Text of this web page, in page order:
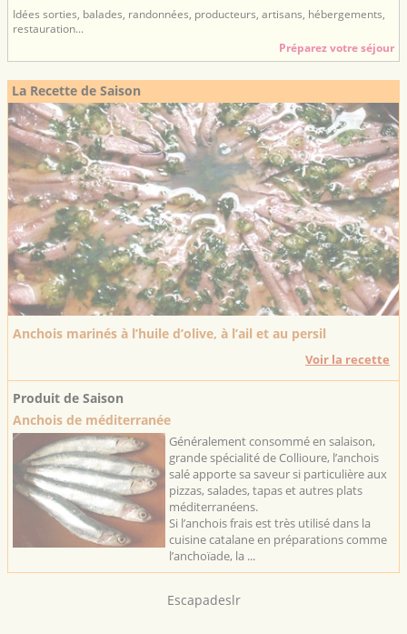
Idées sorties, balades, randonnées, producteurs, artisans, hébergements,
restauration...
Préparez votre séjour
La Recette de Saison
Anchois marinés à l’huile d’olive, à l’ail et au persil
Voir la recette
Produit de Saison
Anchois de méditerranée
Généralement consommé en salaison,
grande spécialité de Collioure, l’anchois
salé apporte sa saveur si particulière aux
pizzas, salades, tapas et autres plats
méditerranéens.
Si l’anchois frais est très utilisé dans la
cuisine catalane en préparations comme
l’anchoïade, la ...
Escapadeslr